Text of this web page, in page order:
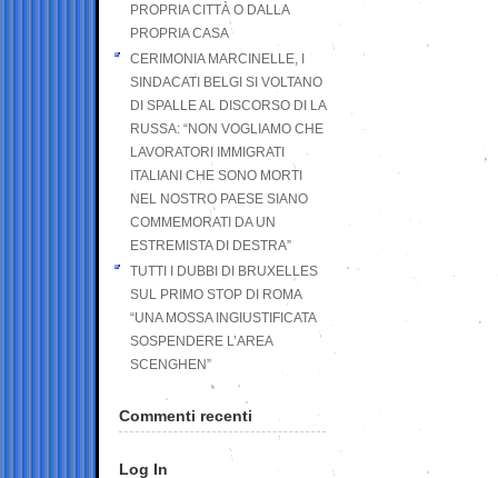
PROPRIA CITTÀ O DALLA
PROPRIA CASA
CERIMONIA MARCINELLE, I
SINDACATI BELGI SI VOLTANO
DI SPALLE AL DISCORSO DI LA
RUSSA: “NON VOGLIAMO CHE
LAVORATORI IMMIGRATI
ITALIANI CHE SONO MORTI
NEL NOSTRO PAESE SIANO
COMMEMORATI DA UN
ESTREMISTA DI DESTRA”
TUTTI I DUBBI DI BRUXELLES
SUL PRIMO STOP DI ROMA
“UNA MOSSA INGIUSTIFICATA
SOSPENDERE L’AREA
SCENGHEN”
Commenti recenti
Log In